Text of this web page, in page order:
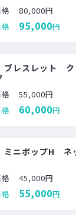
80,000円
95,000円
レスレット
55,000円
60,000円
ミニポップH ネ
45,000円
55,000円